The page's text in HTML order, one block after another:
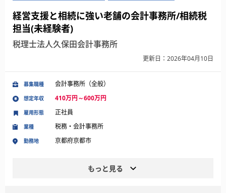
経営支援と相続に強い老舗の会計事務所/相続税
担当(未経験者)
税理士法人久保田会計事務所
更新日：2026年04月10日
募集職種 会計事務所（全般）
想定年収 410万円～600万円
業種 税務・会計事務所
勤務地 京都府京都市
雇用形態 正社員
もっと見る